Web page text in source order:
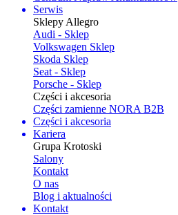
Serwis
Sklepy Allegro
Audi - Sklep
Volkswagen Sklep
Skoda Sklep
Seat - Sklep
Porsche - Sklep
Części i akcesoria
Części zamienne NORA B2B
Części i akcesoria
Kariera
Grupa Krotoski
Salony
Kontakt
O nas
Blog i aktualności
Kontakt